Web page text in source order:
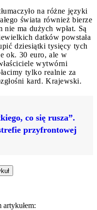
na różne języki
świata również bierze
ma dużych wpłat. Są
datków powstała
dziesiątki tysięcy tych
ok. 30 euro, ale w
wytwórni
tylko realnie za
kard. Krajewski.
co się rusza”.
przyfrontowej